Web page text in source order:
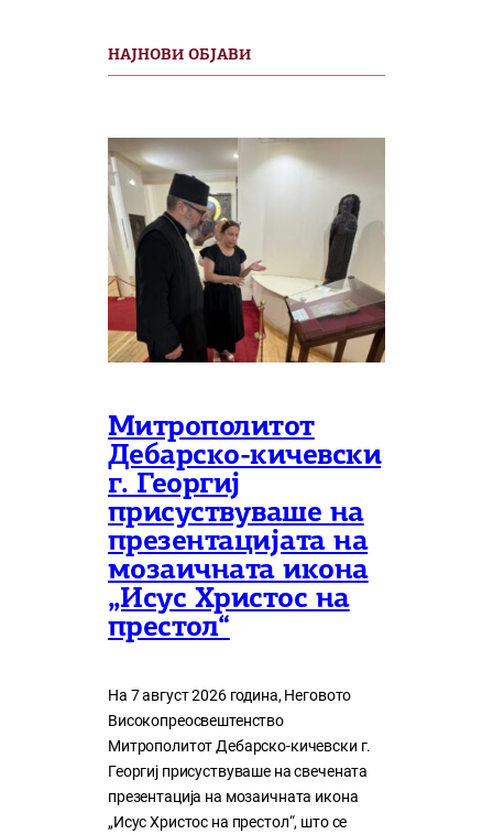
НАЈНОВИ ОБЈАВИ
Митрополитот
Дебарско-кичевски
г. Георгиј
присуствуваше на
презентацијата на
мозаичната икона
„Исус Христос на
престол“
На 7 август 2026 година, Неговото
Високопреосвештенство
Митрополитот Дебарско-кичевски г.
Георгиј присуствуваше на свечената
презентација на мозаичната икона
„Исус Христос на престол“, што се